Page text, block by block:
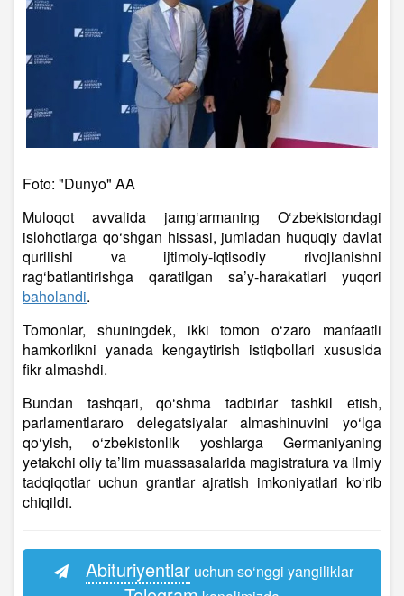
Foto: "Dunyo" AA
Muloqot avvalida jamg‘armaning O‘zbekistondagi
islohotlarga qo‘shgan hissasi, jumladan huquqiy davlat
qurilishi va ijtimoiy-iqtisodiy rivojlanishni
rag‘batlantirishga qaratilgan sa’y-harakatlari yuqori
baholandi.
Tomonlar, shuningdek, ikki tomon o‘zaro manfaatli
hamkorlikni yanada kengaytirish istiqbollari xususida
fikr almashdi.
Bundan tashqari, qo‘shma tadbirlar tashkil etish,
parlamentlararo delegatsiyalar almashinuvini yo‘lga
qo‘yish, o‘zbekistonlik yoshlarga Germaniyaning
yetakchi oliy ta’lim muassasalarida magistratura va ilmiy
tadqiqotlar uchun grantlar ajratish imkoniyatlari ko‘rib
chiqildi.
Abituriyentlaruchun so‘nggi yangiliklar